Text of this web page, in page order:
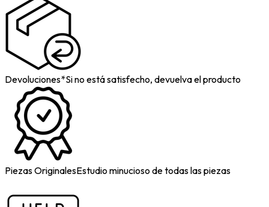
Devoluciones*Si no está satisfecho, devuelva el producto
Piezas OriginalesEstudio minucioso de todas las piezas